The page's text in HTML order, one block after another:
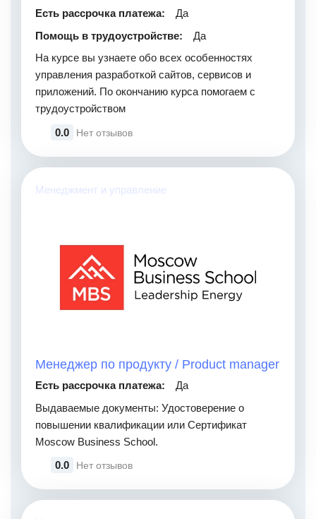
Есть рассрочка платежа:
Да
Помощь в трудоустройстве:
Да
На курсе вы узнаете обо всех особенностях
управления разработкой сайтов, сервисов и
приложений. По окончанию курса помогаем с
трудоустройством
0.0
Нет отзывов
Менеджмент и управление
Менеджер по продукту / Product manager
Есть рассрочка платежа:
Да
Выдаваемые документы: Удостоверение о
повышении квалификации или Сертификат
Moscow Business School.
0.0
Нет отзывов